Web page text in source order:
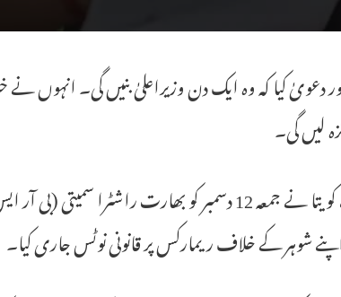
کیا کہ وہ ایک دن وزیراعلیٰ بنیں گی۔ انہوں نے
حیدرآباد: تلنگانہ جاگروتی سمیتی کی صدر کے کویتا نے جمعہ 12 دسمبر کو
شوہر کے خلاف ریمارکس پر قانونی نوٹس جاری کیا۔